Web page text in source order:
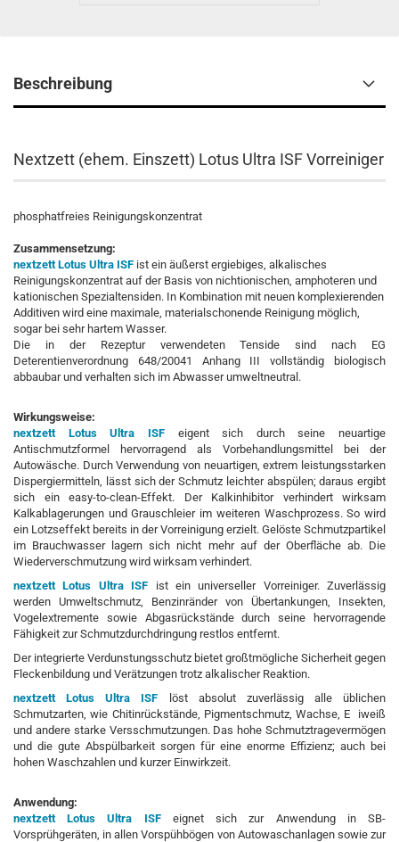
Beschreibung
Nextzett (ehem. Einszett) Lotus Ultra ISF Vorreiniger
phosphatfreies Reinigungskonzentrat
Zusammensetzung:
nextzett Lotus Ultra ISF ist ein äußerst ergiebiges, alkalisches
Reinigungskonzentrat auf der Basis von nichtionischen, amphoteren und
kationischen Spezialtensiden. In Kombination mit neuen komplexierenden
Additiven wird eine maximale, materialschonende Reinigung möglich,
sogar bei sehr hartem Wasser.
Die in der Rezeptur verwendeten Tenside sind nach EG
Deterentienverordnung 648/20041 Anhang III vollständig biologisch
abbaubar und verhalten sich im Abwasser umweltneutral.
Wirkungsweise:
nextzett Lotus Ultra ISF eigent sich durch seine neuartige
Antischmutzformel hervorragend als Vorbehandlungsmittel bei der
Autowäsche. Durch Verwendung von neuartigen, extrem leistungsstarken
Dispergiermitteln, lässt sich der Schmutz leichter abspülen; daraus ergibt
sich ein easy-to-clean-Effekt. Der Kalkinhibitor verhindert wirksam
Kalkablagerungen und Grauschleier im weiteren Waschprozess. So wird
ein Lotzseffekt bereits in der Vorreinigung erzielt. Gelöste Schmutzpartikel
im Brauchwasser lagern sich nicht mehr auf der Oberfläche ab. Die
Wiederverschmutzung wird wirksam verhindert.
nextzett Lotus Ultra ISF ist ein universeller Vorreiniger. Zuverlässig
werden Umweltschmutz, Benzinränder von Übertankungen, Insekten,
Vogelextremente sowie Abgasrückstände durch seine hervorragende
Fähigkeit zur Schmutzdurchdringung restlos entfernt.
Der integrierte Verdunstungsschutz bietet großtmögliche Sicherheit gegen
Fleckenbildung und Verätzungen trotz alkalischer Reaktion.
nextzett Lotus Ultra ISF
löst absolut zuverlässig alle üblichen
Schmutzarten, wie Chitinrückstände, Pigmentschmutz, Wachse, E iweiß
und andere starke Versschmutzungen. Das hohe Schmutztragevermögen
und die gute Abspülbarkeit sorgen für eine enorme Effizienz; auch bei
hohen Waschzahlen und kurzer Einwirkzeit.
Anwendung:
nextzett Lotus Ultra ISF eignet sich zur Anwendung in SB-
Vorsprühgeräten, in allen Vorspühbögen von Autowaschanlagen sowie zur